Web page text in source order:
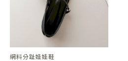
網料分趾娃娃鞋